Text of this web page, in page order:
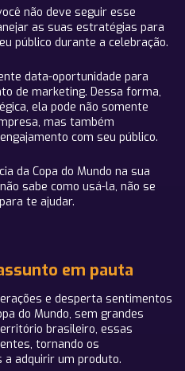
não deve seguir esse
as suas estratégias para
público durante a celebração.
data-oportunidade para
de marketing. Dessa forma,
ela pode não somente
mas também
com seu público.
da Copa do Mundo na sua
sabe como usá-la, não se
te ajudar.
em pauta
e desperta sentimentos
do Mundo, sem grandes
brasileiro, essas
tornando os
adquirir um produto.